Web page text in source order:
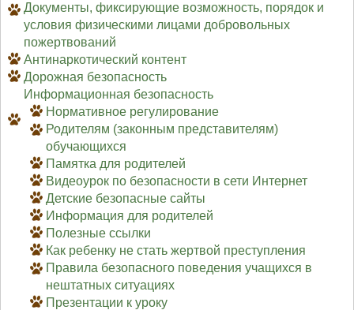
Документы, фиксирующие возможность, порядок и
условия физическими лицами добровольных
пожертвований
Антинаркотический контент
Дорожная безопасность
Информационная безопасность
Нормативное регулирование
Родителям (законным представителям)
обучающихся
Памятка для родителей
Видеоурок по безопасности в сети Интернет
Детские безопасные сайты
Информация для родителей
Полезные ссылки
Как ребенку не стать жертвой преступления
Правила безопасного поведения учащихся в
нештатных ситуациях
Презентации к уроку